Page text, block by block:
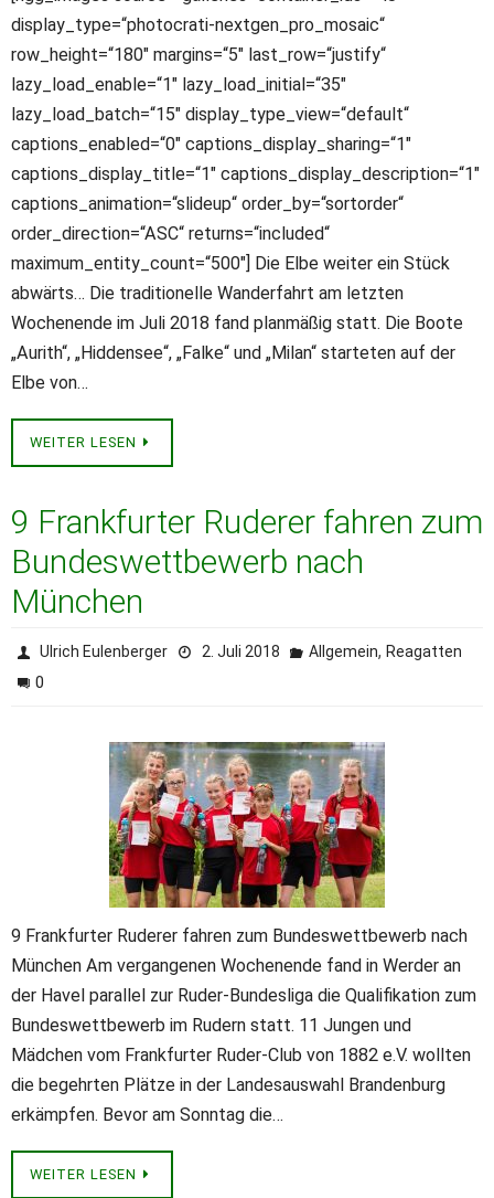
display_type=“photocrati-nextgen_pro_mosaic“
row_height=“180″ margins=“5″ last_row=“justify“
lazy_load_enable=“1″ lazy_load_initial=“35″
lazy_load_batch=“15″ display_type_view=“default“
captions_enabled=“0″ captions_display_sharing=“1″
captions_display_title=“1″ captions_display_description=“1″
captions_animation=“slideup“ order_by=“sortorder“
order_direction=“ASC“ returns=“included“
maximum_entity_count=“500″] Die Elbe weiter ein Stück
abwärts… Die traditionelle Wanderfahrt am letzten
Wochenende im Juli 2018 fand planmäßig statt. Die Boote
„Aurith“, „Hiddensee“, „Falke“ und „Milan“ starteten auf der
Elbe von…
WEITER LESEN
9 Frankfurter Ruderer fahren zum
Bundeswettbewerb nach
München
Ulrich Eulenberger 2. Juli 2018 Allgemein, Reagatten
0
9 Frankfurter Ruderer fahren zum Bundeswettbewerb nach
München Am vergangenen Wochenende fand in Werder an
der Havel parallel zur Ruder-Bundesliga die Qualifikation zum
Bundeswettbewerb im Rudern statt. 11 Jungen und
Mädchen vom Frankfurter Ruder-Club von 1882 e.V. wollten
die begehrten Plätze in der Landesauswahl Brandenburg
erkämpfen. Bevor am Sonntag die…
WEITER LESEN